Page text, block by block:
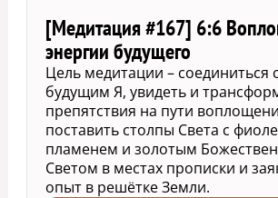
[Медитация #167] 6:6
энергии будущего
Цель медитации – соединиться
будущим Я, увидеть и
препятствия на пути
поставить столпы Света с
пламенем и золотым
Светом в местах прописки и
опыт в решётке Земли.